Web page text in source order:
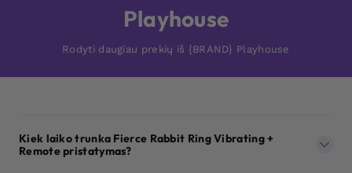
Playhouse
Rodyti daugiau prekių iš {BRAND} Playhouse
Kiek laiko trunka Fierce Rabbit Ring Vibrating +
Remote pristatymas?